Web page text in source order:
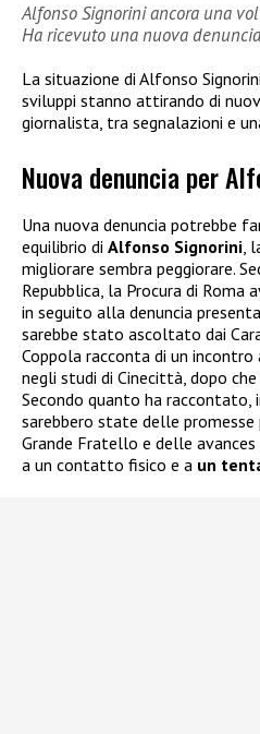
Alfonso Signorini ancora una
Ha ricevuto una nuova
La situazione di Alfonso
sviluppi stanno attirando di
giornalista, tra segnalazioni e
Nuova denuncia per
Una nuova denuncia potrebbe
equilibrio di Alfonso Signorini,
migliorare sembra peggiorare.
Repubblica, la Procura di Roma
in seguito alla denuncia
sarebbe stato ascoltato dai
Coppola racconta di un
negli studi di Cinecittà, dopo
Secondo quanto ha raccontato,
sarebbero state delle promesse
Grande Fratello e delle
a un contatto fisico e a un